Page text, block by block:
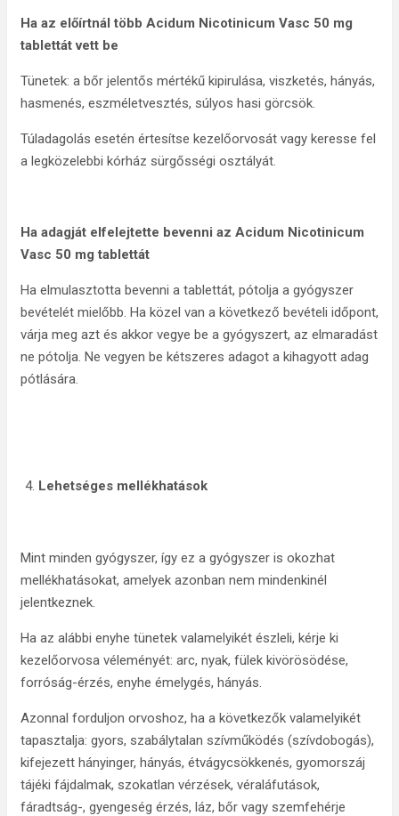
Ha az előírtnál több Acidum Nicotinicum Vasc 50 mg
tablettát vett be
Tünetek: a bőr jelentős mértékű kipirulása, viszketés, hányás,
hasmenés, eszméletvesztés, súlyos hasi görcsök.
Túladagolás esetén értesítse kezelőorvosát vagy keresse fel
a legközelebbi kórház sürgősségi osztályát.
Ha adagját elfelejtette bevenni az Acidum Nicotinicum
Vasc 50 mg tablettát
Ha elmulasztotta bevenni a tablettát, pótolja a gyógyszer
bevételét mielőbb. Ha közel van a következő bevételi időpont,
várja meg azt és akkor vegye be a gyógyszert, az elmaradást
ne pótolja. Ne vegyen be kétszeres adagot a kihagyott adag
pótlására.
Lehetséges mellékhatások
Mint minden gyógyszer, így ez a gyógyszer is okozhat
mellékhatásokat, amelyek azonban nem mindenkinél
jelentkeznek.
Ha az alábbi enyhe tünetek valamelyikét észleli, kérje ki
kezelőorvosa véleményét: arc, nyak, fülek kivörösödése,
forróság-érzés, enyhe émelygés, hányás.
Azonnal forduljon orvoshoz, ha a következők valamelyikét
tapasztalja: gyors, szabálytalan szívműködés (szívdobogás),
kifejezett hányinger, hányás, étvágycsökkenés, gyomorszáj
tájéki fájdalmak, szokatlan vérzések, véraláfutások,
fáradtság-, gyengeség érzés, láz, bőr vagy szemfehérje